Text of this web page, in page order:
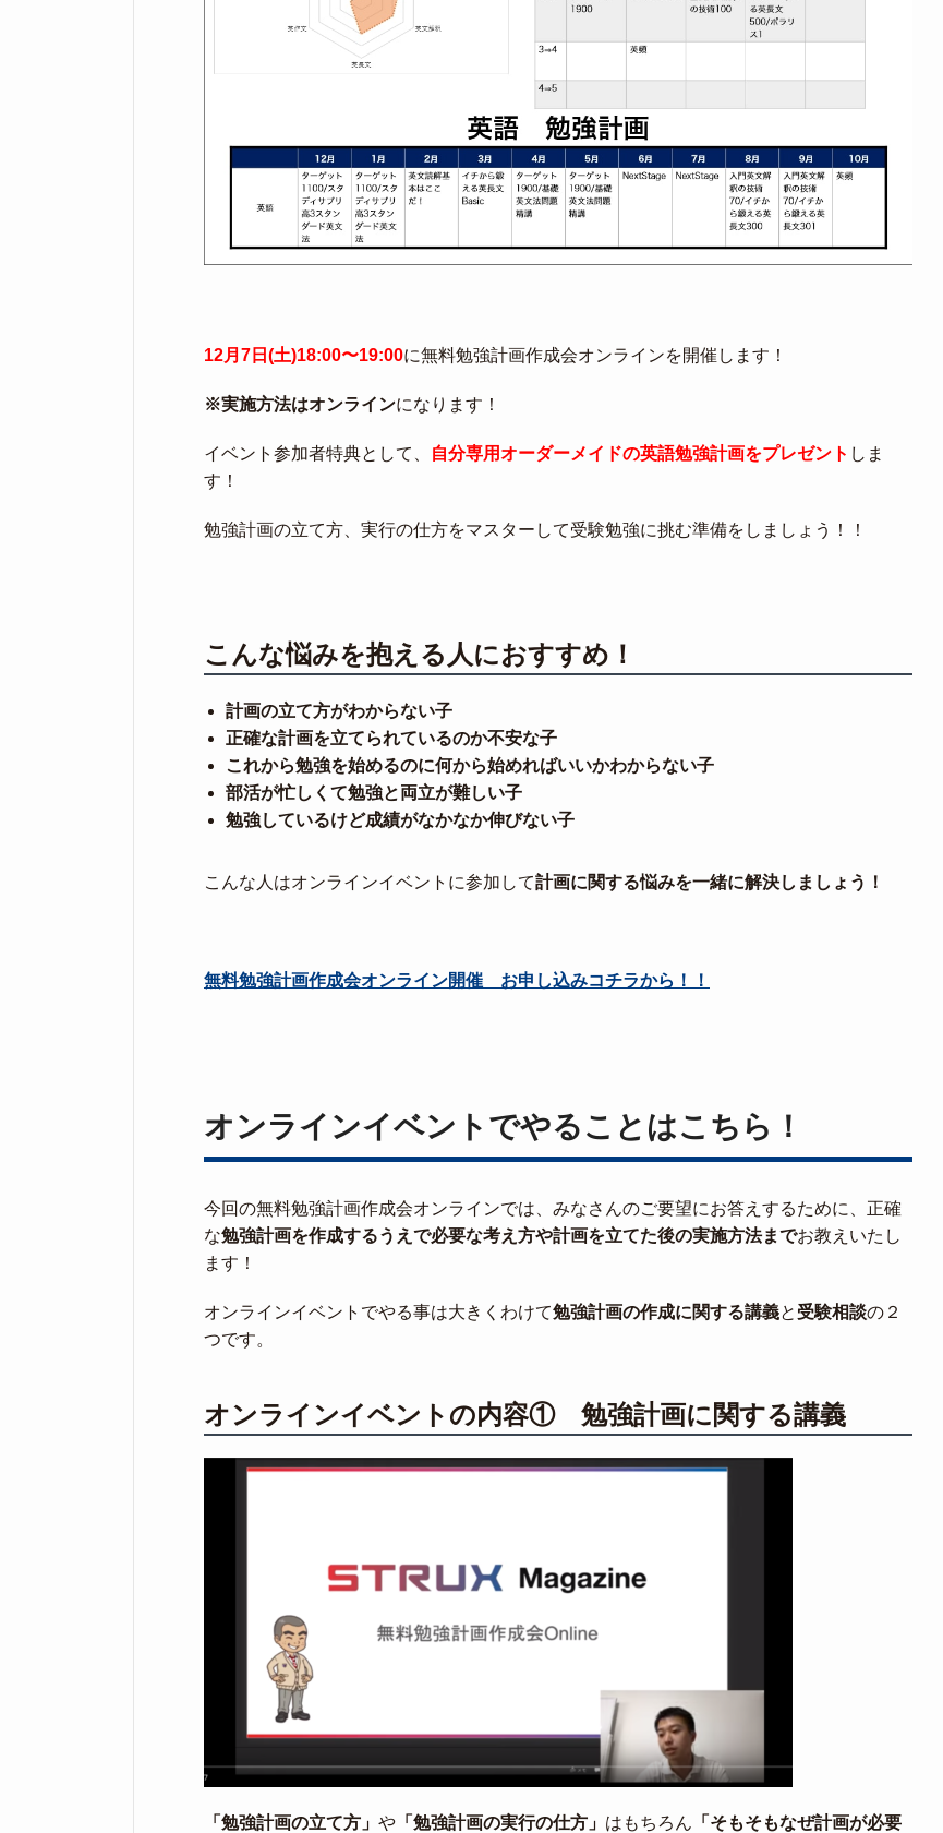
12月7日(土)18:00〜19:00に無料勉強計画作成会オンラインを開催します！
※実施方法はオンラインになります！
イベント参加者特典として、 自分専用オーダーメイドの英語勉強計画をプレゼント しま
す！
勉強計画の立て方、実行の仕方をマスターして受験勉強に挑む準備をしましょう！！
こんな悩みを抱える人におすすめ！
計画の立て方がわからない子
正確な計画を立てられているのか不安な子
これから勉強を始めるのに何から始めればいいかわからない子
部活が忙しくて勉強と両立が難しい子
勉強しているけど成績がなかなか伸びない子
こんな人はオンラインイベントに参加して計画に関する悩みを一緒に解決しましょう！
無料勉強計画作成会オンライン開催 お申し込みコチラから！！
オンラインイベントでやることはこちら！
今回の無料勉強計画作成会オンラインでは、みなさんのご要望にお答えするために、正確
な勉強計画を作成するうえで必要な考え方や計画を立てた後の実施方法までお教えいたし
ます！
オンラインイベントでやる事は大きくわけて勉強計画の作成に関する講義と 受験相談の２
つです。
オンラインイベントの内容① 勉強計画に関する講義
「勉強計画の立て方」 や 「勉強計画の実行の仕方」 はもちろん 「そもそもなぜ計画が必要